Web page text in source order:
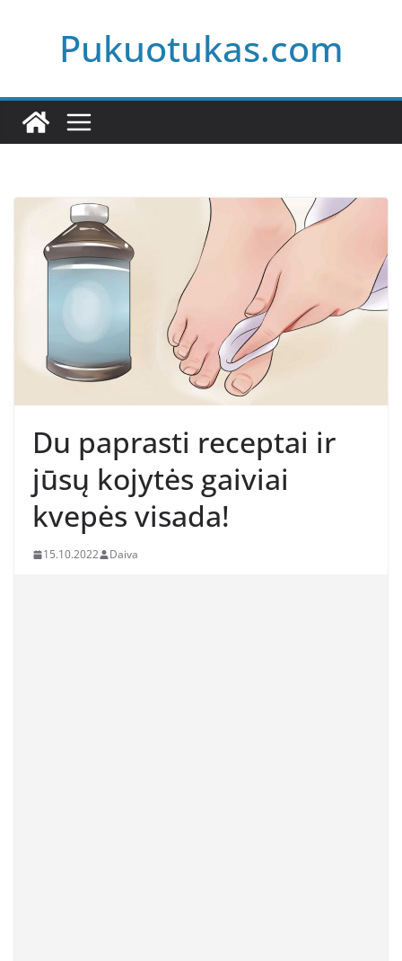
Pukuotukas.com
Du paprasti receptai ir
jūsų kojytės gaiviai
kvepės visada!
15.10.2022 Daiva